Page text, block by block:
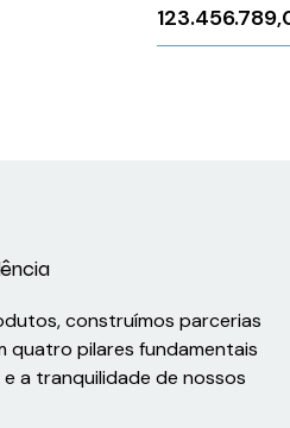
construímos parcerias
quatro pilares fundamentais
a tranquilidade de nossos